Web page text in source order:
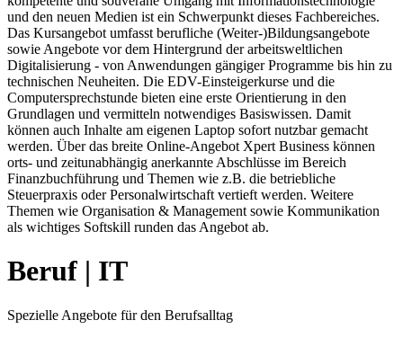
und den neuen Medien ist ein Schwerpunkt dieses Fachbereiches.
Das Kursangebot umfasst berufliche (Weiter-)Bildungsangebote
sowie Angebote vor dem Hintergrund der arbeitsweltlichen
Digitalisierung - von Anwendungen gängiger Programme bis hin zu
technischen Neuheiten. Die EDV-Einsteigerkurse und die
Computersprechstunde bieten eine erste Orientierung in den
Grundlagen und vermitteln notwendiges Basiswissen. Damit
können auch Inhalte am eigenen Laptop sofort nutzbar gemacht
werden. Über das breite Online-Angebot Xpert Business können
orts- und zeitunabhängig anerkannte Abschlüsse im Bereich
Finanzbuchführung und Themen wie z.B. die betriebliche
Steuerpraxis oder Personalwirtschaft vertieft werden. Weitere
Themen wie Organisation & Management sowie Kommunikation
als wichtiges Softskill runden das Angebot ab.
Beruf | IT
Spezielle Angebote für den Berufsalltag